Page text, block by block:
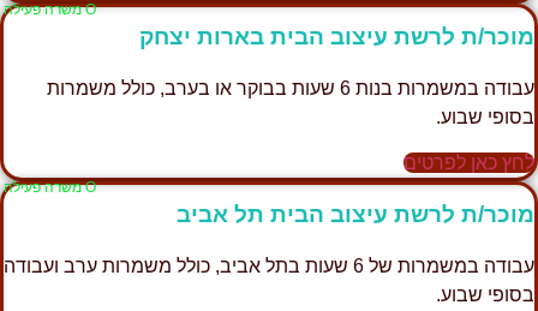
Ο משרה פעילה
מוכר/ת לרשת עיצוב הבית בארות יצחק
עבודה במשמרות בנות 6 שעות בבוקר או בערב, כולל משמרות
בסופי שבוע.
לחץ כאן לפרטים
Ο משרה פעילה
מוכר/ת לרשת עיצוב הבית תל אביב
עבודה במשמרות של 6 שעות בתל אביב, כולל משמרות ערב ועבודה
בסופי שבוע.